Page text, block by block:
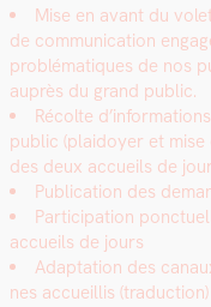
Mise en avant du
de com­mu­ni­ca­tion
prob­lé­ma­tiques de nos
auprès du grand pub­lic.
Récolte
pub­lic (plaidoy­er et
des deux accueils de
Pub­li­ca­tion des
Par­tic­i­pa­tion
accueils de jours
Adap­ta­tion des
nes accueil­lis (tra­duc­tion)